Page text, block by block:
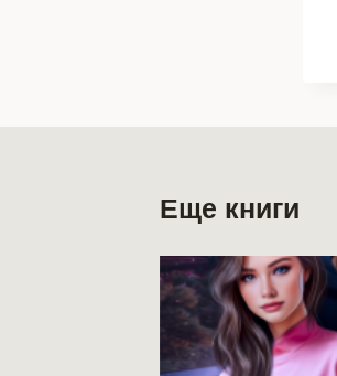
Еще книги